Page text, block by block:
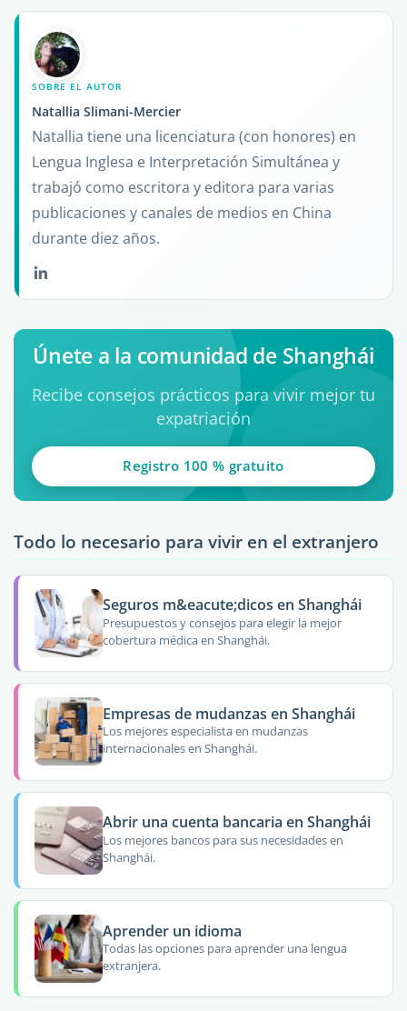
SOBRE EL AUTOR
Natallia Slimani-Mercier
Natallia tiene una licenciatura (con honores) en
Lengua Inglesa e Interpretación Simultánea y
trabajó como escritora y editora para varias
publicaciones y canales de medios en China
durante diez años.
Únete a la comunidad de Shanghái
Recibe consejos prácticos para vivir mejor tu
expatriación
Registro 100 % gratuito
Todo lo necesario para vivir en el extranjero
Seguros m&eacute;dicos en Shanghái
Presupuestos y consejos para elegir la mejor
cobertura médica en Shanghái.
Empresas de mudanzas en Shanghái
Los mejores especialista en mudanzas
internacionales en Shanghái.
Abrir una cuenta bancaria en Shanghái
Los mejores bancos para sus necesidades en
Shanghái.
Aprender un idioma
Todas las opciones para aprender una lengua
extranjera.